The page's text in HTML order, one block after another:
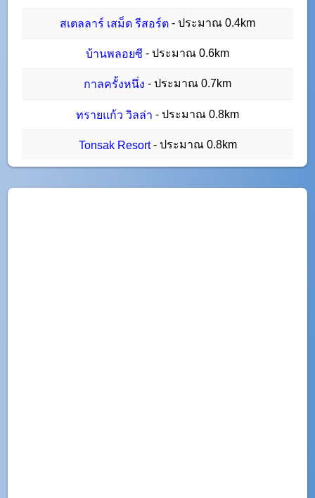
สเตลลาร์ เสม็ด รีสอร์ต - ประมาณ 0.4km
บ้านพลอยซี - ประมาณ 0.6km
กาลครั้งหนึ่ง - ประมาณ 0.7km
ทรายแก้ว วิลล่า - ประมาณ 0.8km
Tonsak Resort- ประมาณ 0.8km